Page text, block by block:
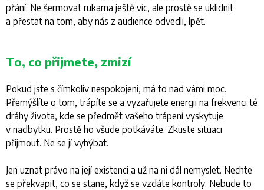
přání. Ne šermovat rukama ještě víc, ale prostě se uklidnit
a přestat na tom, aby nás z audience odvedli, lpět.
To, co přijmete, zmizí
Pokud jste s čímkoliv nespokojeni, má to nad vámi moc.
Přemýšlíte o tom, trápíte se a vyzařujete energii na frekvenci té
dráhy života, kde se předmět vašeho trápení vyskytuje
v nadbytku. Prostě ho všude potkáváte. Zkuste situaci
přijmout. Ne se jí vyhýbat.
Jen uznat právo na její existenci a už na ni dál nemyslet. Nechte
se překvapit, co se stane, když se vzdáte kontroly. Nebude to